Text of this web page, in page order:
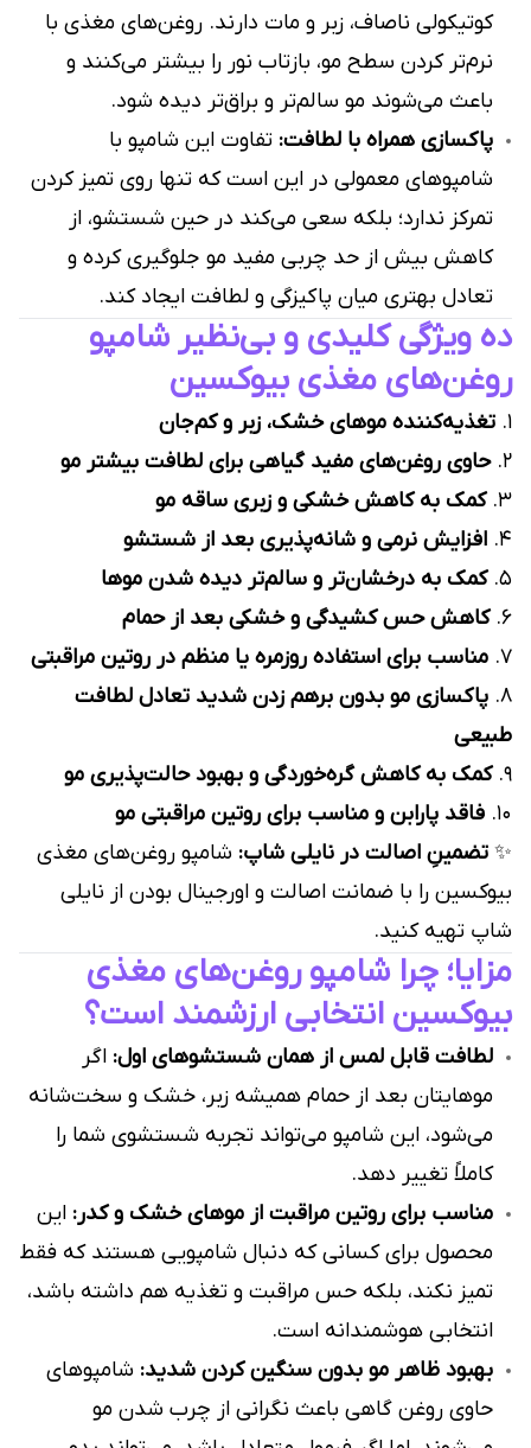
کوتیکولی ناصاف، زبر و مات دارند. روغن‌های مغذی با
نرم‌تر کردن سطح مو، بازتاب نور را بیشتر می‌کنند و
باعث می‌شوند مو سالم‌تر و براق‌تر دیده شود.
پاکسازی همراه با لطافت: تفاوت این شامپو با
شامپوهای معمولی در این است که تنها روی تمیز کردن
تمرکز ندارد؛ بلکه سعی می‌کند در حین شستشو، از
کاهش بیش از حد چربی مفید مو جلوگیری کرده و
تعادل بهتری میان پاکیزگی و لطافت ایجاد کند.
ده ویژگی کلیدی و بی‌نظیر شامپو
روغن‌های مغذی بیوکسین
۱. تغذیه‌کننده موهای خشک، زبر و کم‌جان
۲. حاوی روغن‌های مفید گیاهی برای لطافت بیشتر مو
۳. کمک به کاهش خشکی و زبری ساقه مو
۴. افزایش نرمی و شانه‌پذیری بعد از شستشو
۵. کمک به درخشان‌تر و سالم‌تر دیده شدن موها
۶. کاهش حس کشیدگی و خشکی بعد از حمام
۷. مناسب برای استفاده روزمره یا منظم در روتین مراقبتی
۸. پاکسازی مو بدون برهم زدن شدید تعادل لطافت
طبیعی
۹. کمک به کاهش گره‌خوردگی و بهبود حالت‌پذیری مو
۱۰. فاقد پارابن و مناسب برای روتین مراقبتی مو
✨ تضمینِ اصالت در نایلی شاپ: شامپو روغن‌های مغذی
بیوکسین را با ضمانت اصالت و اورجینال بودن از نایلی
شاپ تهیه کنید.
مزایا؛ چرا شامپو روغن‌های مغذی
بیوکسین انتخابی ارزشمند است؟
لطافت قابل لمس از همان شستشوهای اول: اگر
موهایتان بعد از حمام همیشه زبر، خشک و سخت‌شانه
می‌شود، این شامپو می‌تواند تجربه شستشوی شما را
کاملاً تغییر دهد.
مناسب برای روتین مراقبت از موهای خشک و کدر: این
محصول برای کسانی که دنبال شامپویی هستند که فقط
تمیز نکند، بلکه حس مراقبت و تغذیه هم داشته باشد،
انتخابی هوشمندانه است.
بهبود ظاهر مو بدون سنگین کردن شدید: شامپوهای
حاوی روغن گاهی باعث نگرانی از چرب شدن مو